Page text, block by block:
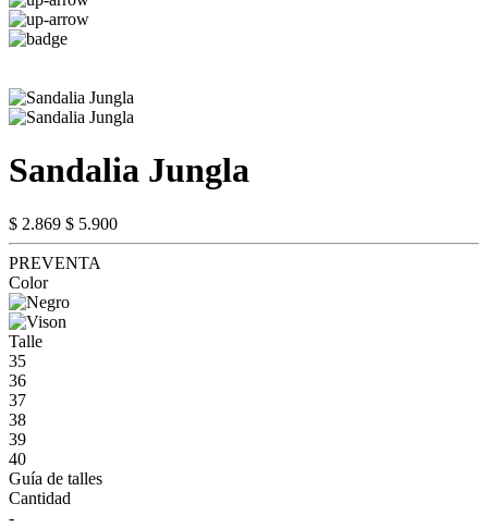
Sandalia Jungla
$ 2.869 $ 5.900
PREVENTA
Color
Talle
35
36
37
38
39
40
Guía de talles
Cantidad
-